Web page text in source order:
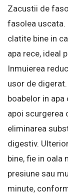
Zacustii de
fasolea uscata.
clatite bine in
apa rece, ideal
Inmuierea
usor de
boabelor in
apoi scurgerea
eliminarea
digestiv.
bine, fie in oala
presiune sau
minute,